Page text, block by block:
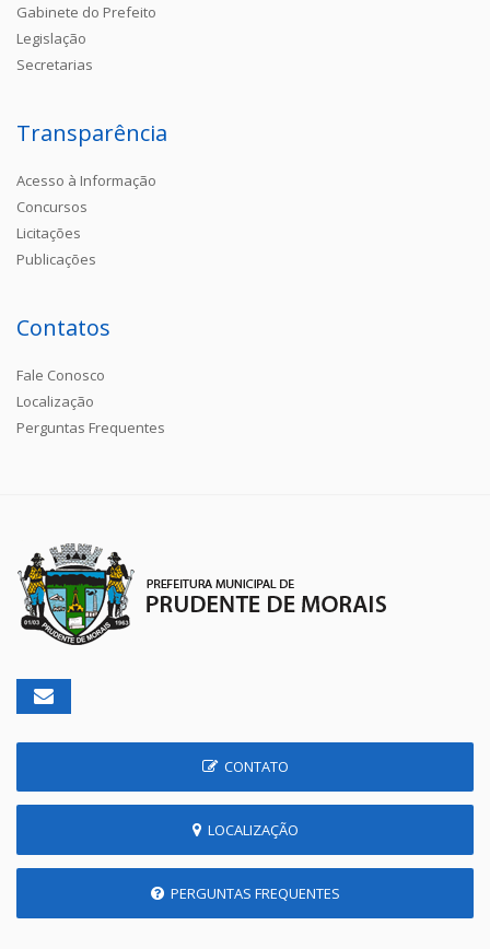
Gabinete do Prefeito
Legislação
Secretarias
Transparência
Acesso à Informação
Concursos
Licitações
Publicações
Contatos
Fale Conosco
Localização
Perguntas Frequentes
CONTATO
LOCALIZAÇÃO
PERGUNTAS FREQUENTES